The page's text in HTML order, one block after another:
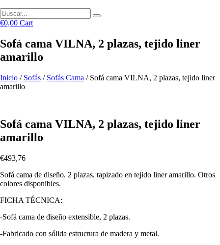
€0,00 Cart
Sofá cama VILNA, 2 plazas, tejido liner
amarillo
Inicio / Sofás / Sofás Cama / Sofá cama VILNA, 2 plazas, tejido liner
amarillo
Sofá cama VILNA, 2 plazas, tejido liner
amarillo
€493,76
Sofá cama de diseño, 2 plazas, tapizado en tejido liner amarillo. Otros
colores disponibles.
FICHA TÉCNICA:
-Sofá cama de diseño extensible, 2 plazas.
-Fabricado con sólida estructura de madera y metal.